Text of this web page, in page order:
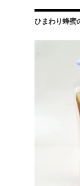
ひまわり蜂蜜